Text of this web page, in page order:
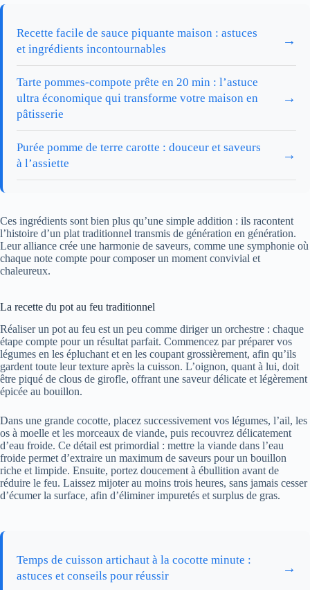
Recette facile de sauce piquante maison : astuces
et ingrédients incontournables
→
Tarte pommes-compote prête en 20 min : l’astuce
ultra économique qui transforme votre maison en
pâtisserie
→
Purée pomme de terre carotte : douceur et saveurs
à l’assiette
→
Ces ingrédients sont bien plus qu’une simple addition : ils racontent
l’histoire d’un plat traditionnel transmis de génération en génération.
Leur alliance crée une harmonie de saveurs, comme une symphonie où
chaque note compte pour composer un moment convivial et
chaleureux.
La recette du pot au feu traditionnel
Réaliser un pot au feu est un peu comme diriger un orchestre : chaque
étape compte pour un résultat parfait. Commencez par préparer vos
légumes en les épluchant et en les coupant grossièrement, afin qu’ils
gardent toute leur texture après la cuisson. L’oignon, quant à lui, doit
être piqué de clous de girofle, offrant une saveur délicate et légèrement
épicée au bouillon.
Dans une grande cocotte, placez successivement vos légumes, l’ail, les
os à moelle et les morceaux de viande, puis recouvrez délicatement
d’eau froide. Ce détail est primordial : mettre la viande dans l’eau
froide permet d’extraire un maximum de saveurs pour un bouillon
riche et limpide. Ensuite, portez doucement à ébullition avant de
réduire le feu. Laissez mijoter au moins trois heures, sans jamais cesser
d’écumer la surface, afin d’éliminer impuretés et surplus de gras.
Temps de cuisson artichaut à la cocotte minute :
astuces et conseils pour réussir
→